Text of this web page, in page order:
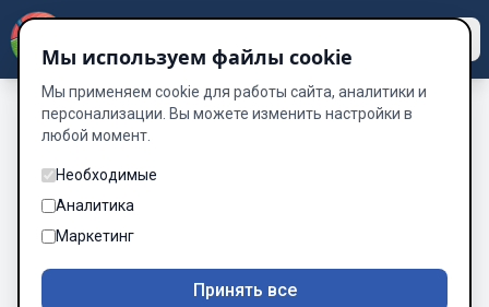
Мы используем файлы cookie
Мы применяем cookie для работы сайта, аналитики и
персонализации. Вы можете изменить настройки в
любой момент.
Необходимые
Аналитика
Маркетинг
Принять все